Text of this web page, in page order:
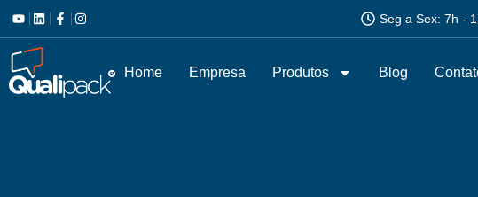
Seg a Sex: 7h -
Home Empresa Produtos Blog